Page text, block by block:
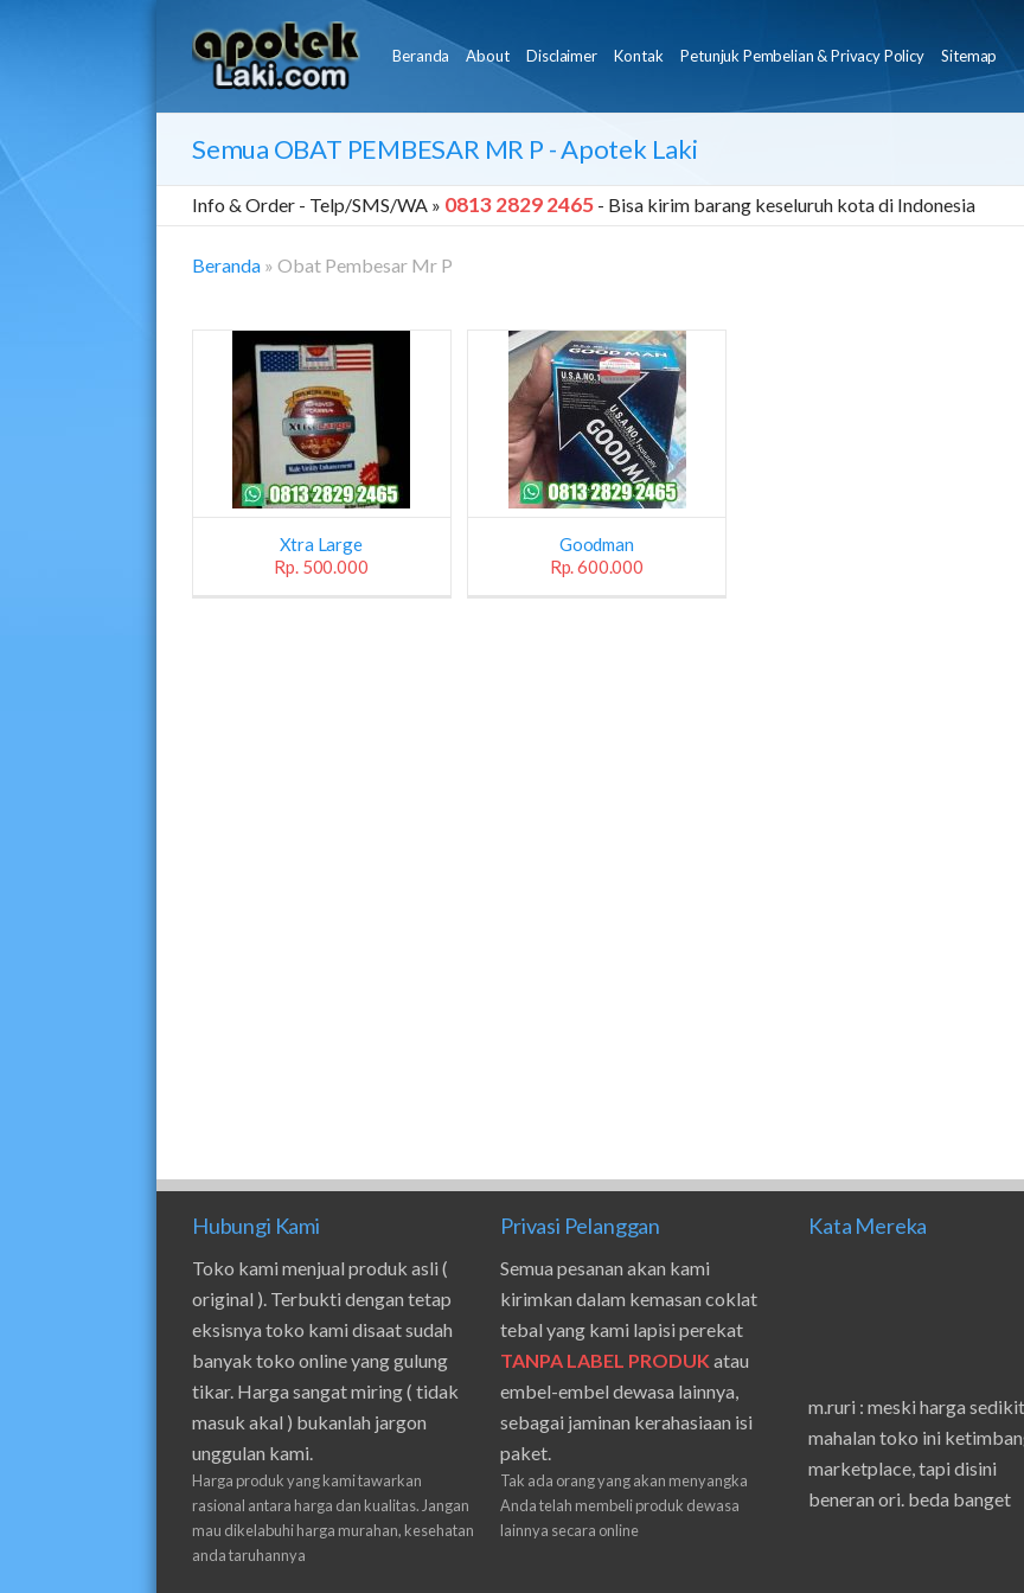
Beranda About Disclaimer Kontak Petunjuk Pembelian & Privacy Policy Sitemap
Semua OBAT PEMBESAR MR P - Apotek Laki
Info & Order - Telp/SMS/WA » 0813 2829 2465 - Bisa kirim barang keseluruh kota di Indonesia
Beranda » Obat Pembesar Mr P
Pembesar
Xtra Large
Rp. 500.000
Goodman
Rp. 600.000
Hubungi Kami
Toko kami menjual produk asli (
original ). Terbukti dengan tetap
eksisnya toko kami disaat sudah
banyak toko online yang gulung
tikar. Harga sangat miring ( tidak
masuk akal ) bukanlah jargon
unggulan kami.
Harga produk yang kami tawarkan
rasional antara harga dan kualitas. Jangan
mau dikelabuhi harga murahan, kesehatan
anda taruhannya
Privasi Pelanggan
Semua pesanan akan kami
kirimkan dalam kemasan coklat
tebal yang kami lapisi perekat
TANPA LABEL PRODUKatau
embel-embel dewasa lainnya,
sebagai jaminan kerahasiaan isi
paket.
Tak ada orang yang akan menyangka
Anda telah membeli produk dewasa
lainnya secara online
Kata Mereka
m.ruri : meski harga sedikit
mahalan toko ini ketimbang
marketplace, tapi disini
beneran ori. beda banget